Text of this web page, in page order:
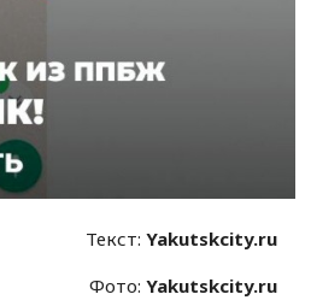
Текст:Yakutskcity.ru
Фото:Yakutskcity.ru